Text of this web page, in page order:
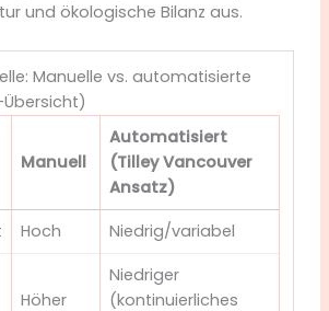
und ökologische Bilanz aus.
Manuelle vs. automatisierte
Übersicht)
Manuell
Automatisiert
(Tilley Vancouver
Ansatz)
Hoch Niedrig/variabel
Höher
Niedriger
(kontinuierliches